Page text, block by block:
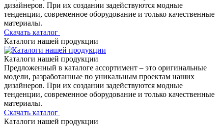
дизайнеров. При их создании задействуются модные
тенденции, современное оборудование и только качественные
материалы.
Скачать каталог
Каталоги нашей продукции
Каталоги нашей продукции
Предложенный в каталоге ассортимент – это оригинальные
модели, разработанные по уникальным проектам наших
дизайнеров. При их создании задействуются модные
тенденции, современное оборудование и только качественные
материалы.
Скачать каталог
Каталоги нашей продукции